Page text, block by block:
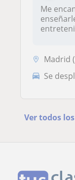
Me
Madrid
Se
Ver todos